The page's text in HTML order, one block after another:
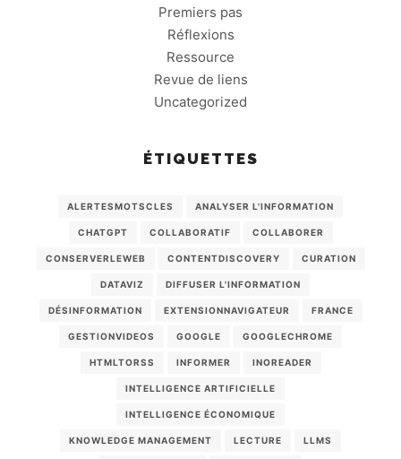
Premiers pas
Réflexions
Ressource
Revue de liens
Uncategorized
ÉTIQUETTES
ALERTESMOTSCLES ANALYSER L'INFORMATION
CHATGPT COLLABORATIF COLLABORER
CONSERVERLEWEB CONTENTDISCOVERY CURATION
DATAVIZ DIFFUSER L'INFORMATION
DÉSINFORMATION EXTENSIONNAVIGATEUR FRANCE
GESTIONVIDEOS GOOGLE GOOGLECHROME
HTMLTORSS INFORMER INOREADER
INTELLIGENCE ARTIFICIELLE
INTELLIGENCE ÉCONOMIQUE
KNOWLEDGE MANAGEMENT LECTURE LLMS